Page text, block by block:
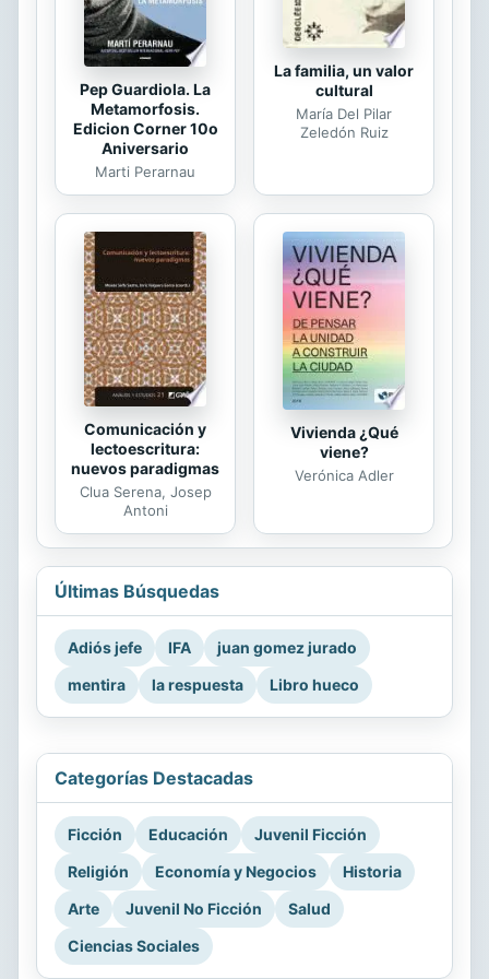
Pep Guardiola. La
Metamorfosis.
Edicion Corner 10o
Aniversario
Marti Perarnau
La familia, un valor
cultural
María Del Pilar
Zeledón Ruiz
Comunicación y
lectoescritura:
nuevos paradigmas
Clua Serena, Josep
Antoni
Vivienda ¿Qué
viene?
Verónica Adler
Últimas Búsquedas
Adiós jefe IFA
juan gomez jurado
mentira
la respuesta Libro hueco
Categorías Destacadas
Ficción Educación
Juvenil Ficción
Religión
Economía y Negocios
Historia
Arte
Juvenil No Ficción
Salud
Ciencias Sociales